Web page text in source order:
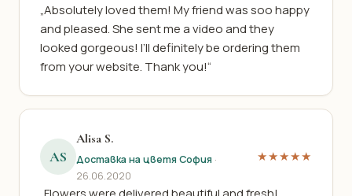
„Absolutely loved them! My friend was soo happy
and pleased. She sent me a video and they
looked gorgeous! I’ll definitely be ordering them
from your website. Thank you!“
AS
Alisa S.
Доставка на цветя София ·
26.06.2020
★★★★★